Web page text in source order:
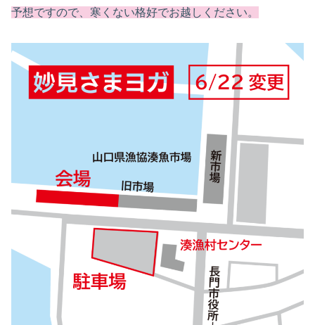
予想ですので、寒くない格好でお越しください。